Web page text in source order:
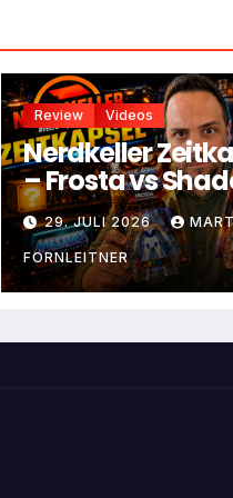
Review Videos
Nerdkeller
– Frosta vs
Weaver
29. JULI 2026
FORNLEITNER